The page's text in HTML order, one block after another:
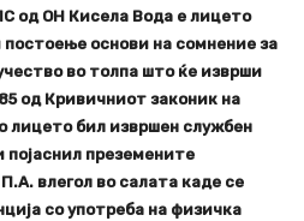
од ОН Кисела Вода е лицето
постоење основи на сомнение за
во толпа што ќе изврши
од Кривичниот законик на
лицето бил извршен службен
појаснил преземените
влегол во салата каде се
со употреба на физичка